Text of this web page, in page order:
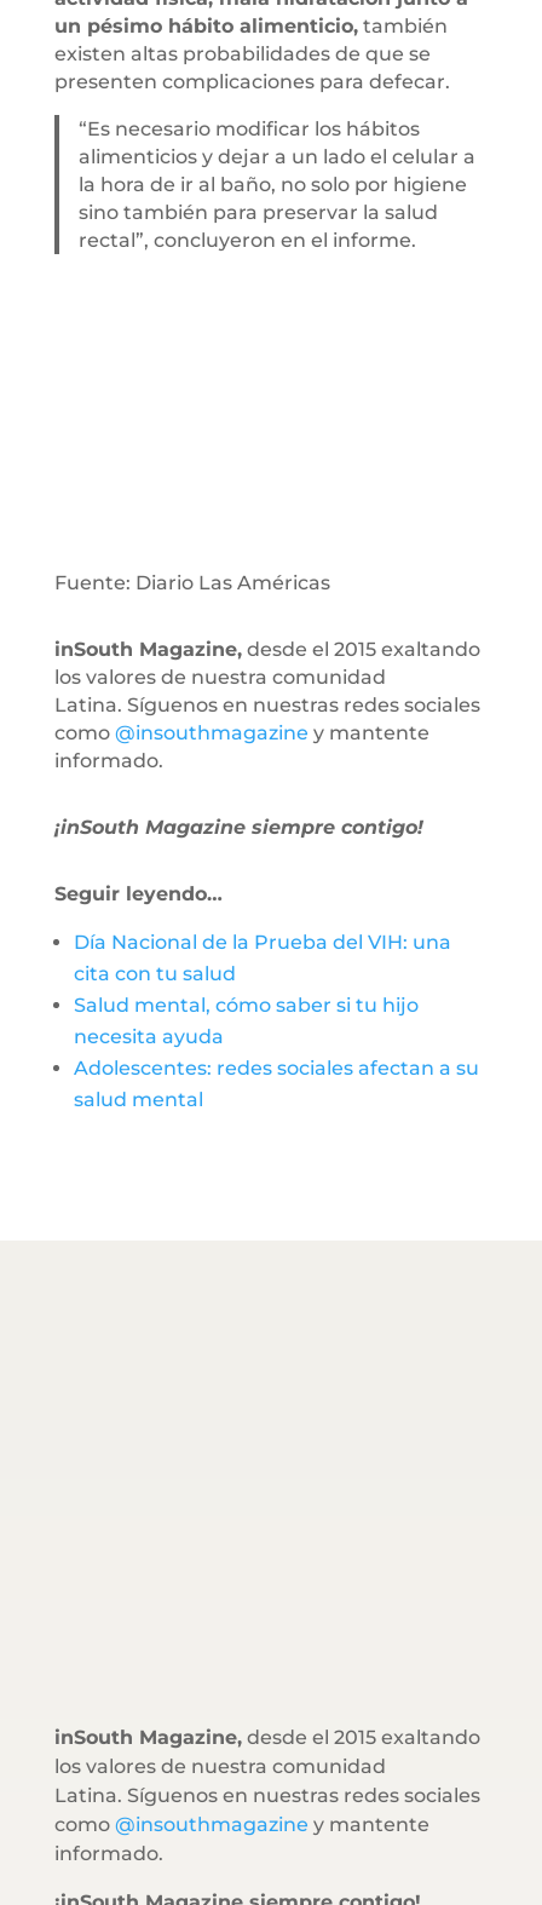
un pésimo hábito alimenticio,también
existen altas probabilidades de que se
presenten complicaciones para defecar.
“Es necesario modificar los hábitos
alimenticios y dejar a un lado el celular a
la hora de ir al baño, no solo por higiene
sino también para preservar la salud
rectal”, concluyeron en el informe.
Fuente: Diario Las Américas
inSouth Magazine,desde el 2015 exaltando
los valores de nuestra comunidad
Latina. Síguenos en nuestras redes sociales
como @insouthmagazine y mantente
informado.
¡inSouth Magazine siempre contigo!
Seguir leyendo…
Día Nacional de la Prueba del VIH: una
cita con tu salud
Salud mental, cómo saber si tu hijo
necesita ayuda
Adolescentes: redes sociales afectan a su
salud mental
inSouth Magazine,desde el 2015 exaltando
los valores de nuestra comunidad
Latina. Síguenos en nuestras redes sociales
como @insouthmagazine y mantente
informado.